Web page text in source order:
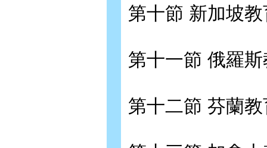
第十節 新加坡教
第十一節 俄羅
第十二節 芬蘭教